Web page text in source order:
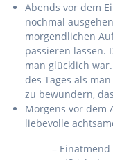
Abends vor dem
nochmal
morgendlichen
passieren lassen.
man glücklich
des Tages als
zu bewundern,
Morgens vor dem
liebevolle
–